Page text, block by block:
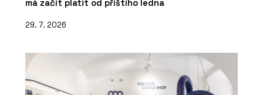
má začít platit od příštího ledna
29. 7. 2026